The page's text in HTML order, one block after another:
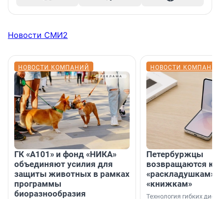
Новости СМИ2
НОВОСТИ КОМПАНИЙ
ГК «А101» и фонд «НИКА»
объединяют усилия для
защиты животных в рамках
программы
биоразнообразия
НОВОСТИ
Петербуржцы
возвращаются к
«раскладушкам»
«книжкам»
Технология гибких